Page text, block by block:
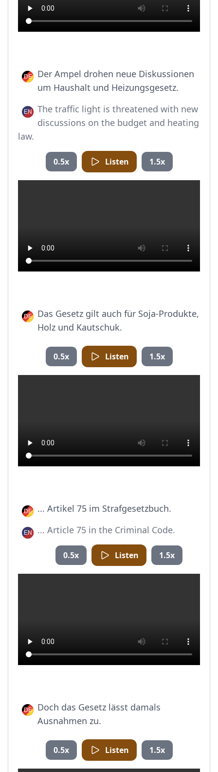
Der Ampel drohen neue Diskussionen
um Haushalt und Heizungsgesetz.
The traffic light is threatened with new
discussions on the budget and heating
law.
0.5x Listen 1.5x
Das Gesetz gilt auch für Soja-Produkte,
Holz und Kautschuk.
0.5x Listen 1.5x
... Artikel 75 im Strafgesetzbuch.
... Article 75 in the Criminal Code.
0.5x Listen 1.5x
Doch das Gesetz lässt damals
Ausnahmen zu.
0.5x Listen 1.5x